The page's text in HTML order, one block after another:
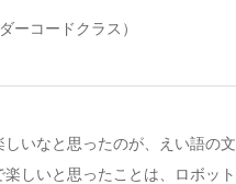
ーコードクラス）
いなと思ったのが、えい語の
しいと思ったことは、ロボッ